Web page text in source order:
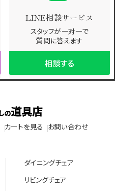
LINE相談サービス
スタッフが一対一で
質問に答えます
相談する
カートを見る お問い合わせ
ダイニングチェア
リビングチェア